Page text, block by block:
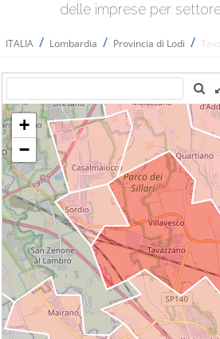
delle imprese per
ITALIA / Lombardia / Provincia di Lodi /